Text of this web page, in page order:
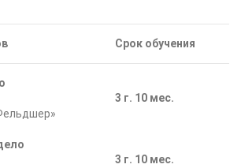
Срок обучения
3 г. 10 мес.
3 г. 10 мес.